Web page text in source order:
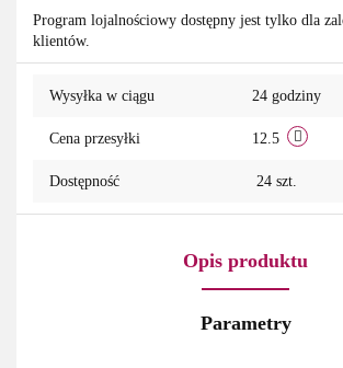
Program lojalnościowy dostępny jest tylko dla
klientów.
Wysyłka w ciągu 24 godziny
Cena przesyłki 12.5
Dostępność 24 szt.
Opis produktu
Parametry